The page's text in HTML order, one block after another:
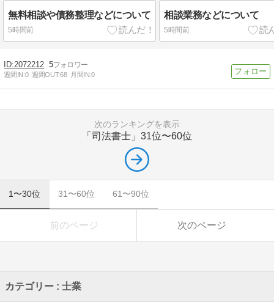
無料相談や債務整理などについて
5時間前
相談業務などについて
5時間前
2072212 5
週間IN:0 週間OUT:68 月間IN:0
次のランキングを表示
「司法書士」 31位〜60位
1〜30位 31〜60位 61〜90位
前のページ 次のページ
カテゴリー : 士業